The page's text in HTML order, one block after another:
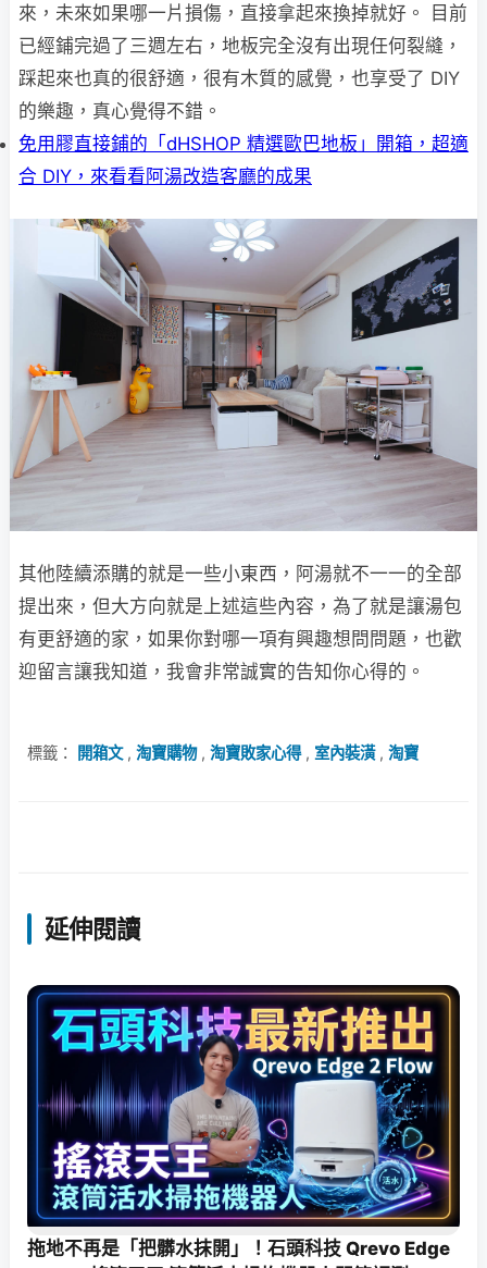
來，未來如果哪一片損傷，直接拿起來換掉就好。 目前
已經鋪完過了三週左右，地板完全沒有出現任何裂縫，
踩起來也真的很舒適，很有木質的感覺，也享受了 DIY
的樂趣，真心覺得不錯。
免用膠直接鋪的「dHSHOP 精選歐巴地板」開箱，超適
合 DIY，來看看阿湯改造客廳的成果
其他陸續添購的就是一些小東西，阿湯就不一一的全部
提出來，但大方向就是上述這些內容，為了就是讓湯包
有更舒適的家，如果你對哪一項有興趣想問問題，也歡
迎留言讓我知道，我會非常誠實的告知你心得的。
標籤： 開箱文, 淘寶購物, 淘寶敗家心得, 室內裝潢, 淘寶
延伸閱讀
拖地不再是「把髒水抹開」！石頭科技 Qrevo Edge